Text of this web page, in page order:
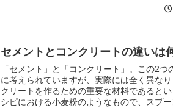
セメントとコンクリートの違いは
「セメント」と「コンクリート」。この2つ
に考えられていますが、実際には全く異な
クリートを作るための重要な材料であると
シピにおける小麦粉のようなもので、スプー